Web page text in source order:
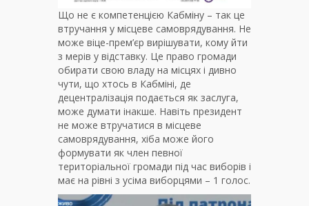
Що не є компетенцією Кабміну – так це
втручання у місцеве самоврядування. Не
може віце-прем’єр вирішувати, кому йти
з мерів у відставку. Це право громади
обирати свою владу на місцях і дивно
чути, що хтось в Кабміні, де
децентралізація подається як заслуга,
може думати інакше. Навіть президент
не може втручатися в місцеве
самоврядування, хіба може його
формувати як член певної
територіальної громади під час виборів і
має на рівні з усіма виборцями – 1 голос.